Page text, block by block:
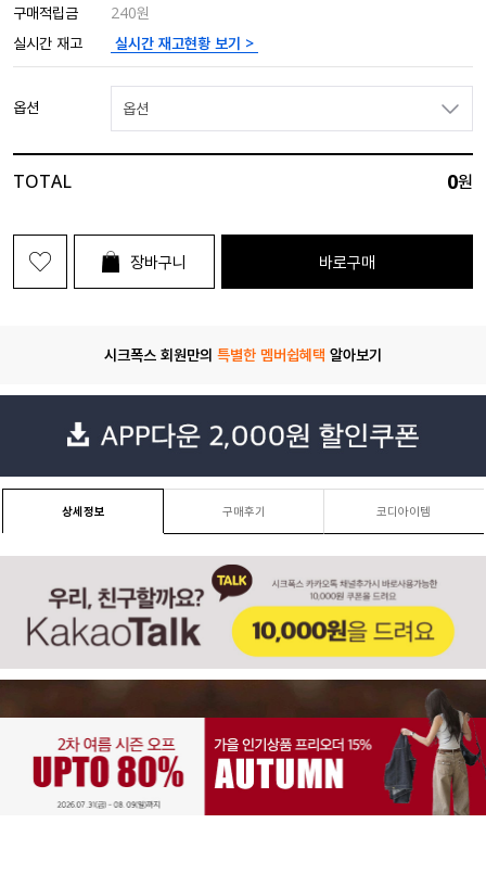
구매적립금
240원
실시간 재고
실시간 재고현황 보기 >
옵션 옵션
TOTAL 0원
장바구니 바로구매
시크폭스 회원만의 특별한 멤버쉽혜택 알아보기
상세정보 구매후기 코디아이템